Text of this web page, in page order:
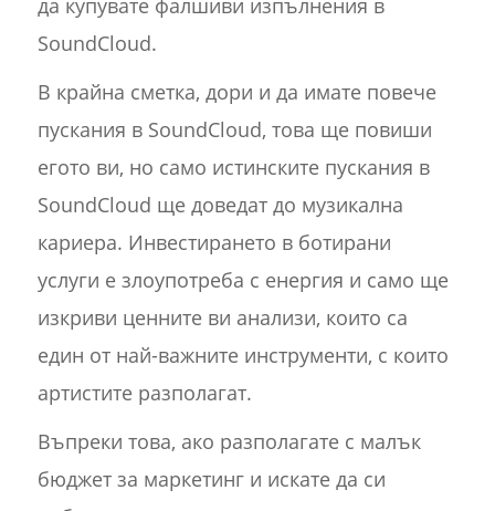
да купувате фалшиви изпълнения в
SoundCloud.
В крайна сметка, дори и да имате повече
пускания в SoundCloud, това ще повиши
егото ви, но само истинските пускания в
SoundCloud ще доведат до музикална
кариера. Инвестирането в ботирани
услуги е злоупотреба с енергия и само ще
изкриви ценните ви анализи, които са
един от най-важните инструменти, с които
артистите разполагат.
Въпреки това, ако разполагате с малък
бюджет за маркетинг и искате да си